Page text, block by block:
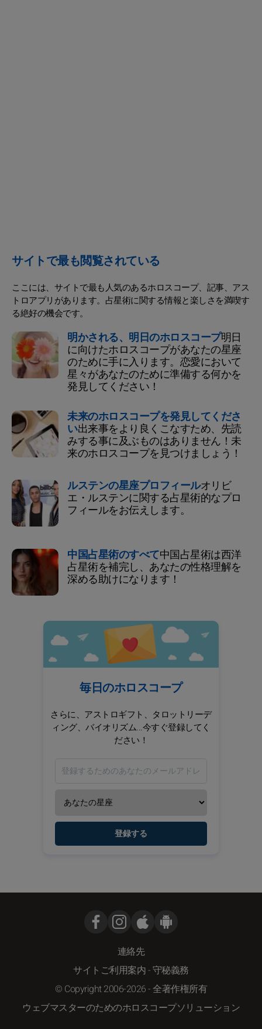
サイトで最も閲覧されている
ここには、サイトで最も人気のあるホロスコープ、記事、アス
トロアプリがあります。占星術に関する情報と楽しさを満喫す
る絶好の機会です。
明かされる、明日のホロスコープ明日
に向けたホロスコープがあなたの星座
のために手に入ります。恋愛において
星々があなたのために準備する何かを
発見してください！
未来のホロスコープを発見してくださ
い出来事をより良くこなすため、先読
みする事に及ぶものはありません！未
来のホロスコープを見つけましょう！
ルステンの星座プロフィールオリビ
エ・ルステンに関する占星術的なプロ
フィールをお伝えします。
中国占星術のすべて中国占星術は西洋
占星術を補完し、あなたの性格理解を
深める助けになります！
毎日のホロスコープ
さらに、アストロギフト、タロットリーデ
ィング、バイオリズム...今すぐ登録してく
ださい！
登録する
連絡先
サイトご利用案内-守秘義務
© Copyright 2006-2026 - 全著作権所有
ウェブマスターのためのホロスコープソリューション